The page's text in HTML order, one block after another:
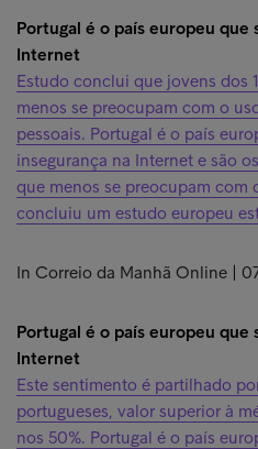
Portugal é o país europeu que
Internet
Estudo conclui que jovens dos
menos se preocupam com o
pessoais. Portugal é o país
insegurança na Internet e são
que menos se preocupam com
concluiu um estudo europeu
In Correio da Manhã Online |
Portugal é o país europeu que
Internet
Este sentimento é partilhado
portugueses, valor superior à
nos 50%. Portugal é o país